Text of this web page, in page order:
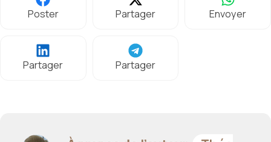
Poster Partager Envoyer
Partager Partager